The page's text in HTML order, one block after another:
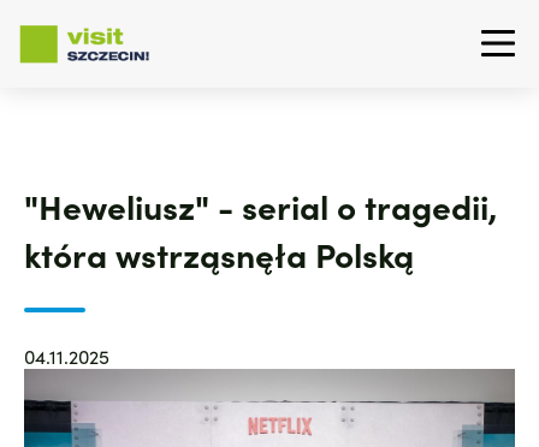
"Heweliusz" - serial o tragedii,
która wstrząsnęła Polską
04.11.2025